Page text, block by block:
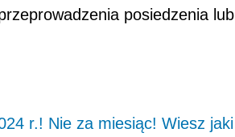
posiedzenia lub
r.! Nie za miesiąc! Wiesz jaki